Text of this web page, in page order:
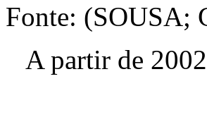
Fonte: (SOUSA;
A partir de